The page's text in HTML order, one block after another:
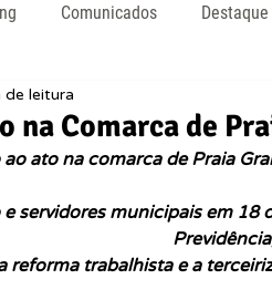
Comunicados Destaque
Notícias
na Comarca de
de leitura
ato na comarca de Praia
e servidores municipais em 18
reforma trabalhista e a